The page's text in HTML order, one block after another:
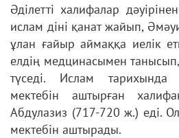
Әділетті халифалар
ислам діні қанат жайып,
ұлан ғайыр аймаққа иелік
елдің медцинасымен
түседі. Ислам
мектебін аштырған
Абдулазиз (717-720 ж.) еді.
мектебін аштырады.